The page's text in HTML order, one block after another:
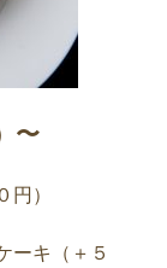
〜
）
ーキ（＋５